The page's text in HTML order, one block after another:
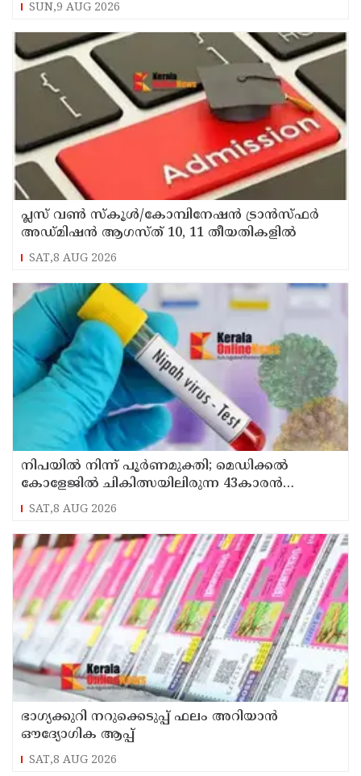
SUN,9 AUG 2026
പ്ലസ് വൺ സ്‌കൂൾ/കോമ്പിനേഷൻ ട്രാൻസ്ഫർ
അഡ്മിഷൻ ആഗസ്ത് 10, 11 തീയതികളിൽ
SAT,8 AUG 2026
നിപയിൽ നിന്ന് പൂർണമുക്തി; മെഡിക്കൽ
കോളേജിൽ ചികിത്സയിലിരുന്ന 43കാരൻ
വീട്ടിലേക്ക് മടങ്ങി
SAT,8 AUG 2026
ഭാഗ്യക്കുറി നറുക്കെടുപ്പ് ഫലം അറിയാൻ
ഔദ്യോഗിക ആപ്പ്
SAT,8 AUG 2026